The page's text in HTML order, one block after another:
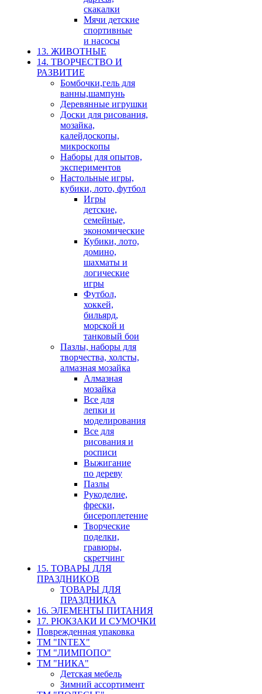
скакалки
Мячи детские
спортивные
и насосы
13. ЖИВОТНЫЕ
14. ТВОРЧЕСТВО И
РАЗВИТИЕ
Бомбочки,гель для
ванны,шампунь
Деревянные игрушки
Доски для рисования,
мозайка,
калейдоскопы,
микроскопы
Наборы для опытов,
экспериментов
Настольные игры,
кубики, лото, футбол
Игры
детские,
семейные,
экономические
Кубики, лото,
домино,
шахматы и
логические
игры
Футбол,
хоккей,
бильярд,
морской и
танковый бои
Пазлы, наборы для
творчества, холсты,
алмазная мозайка
Алмазная
мозайка
Все для
лепки и
моделирования
Все для
рисования и
росписи
Выжигание
по дереву
Пазлы
Рукоделие,
фрески,
бисероплетение
Творческие
поделки,
гравюры,
скретчинг
15. ТОВАРЫ ДЛЯ
ПРАЗДНИКОВ
ТОВАРЫ ДЛЯ
ПРАЗДНИКА
16. ЭЛЕМЕНТЫ ПИТАНИЯ
17. РЮКЗАКИ И СУМОЧКИ
Поврежденная упаковка
ТМ "INTEX"
ТМ "ЛИМПОПО"
ТМ "НИКА"
Детская мебель
Зимний ассортимент